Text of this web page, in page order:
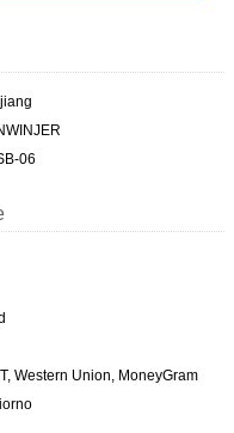
06
Western Union, MoneyGram